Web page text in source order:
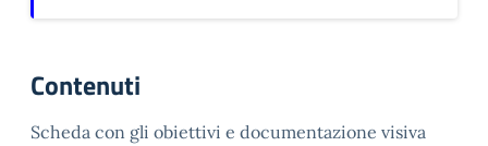
Contenuti
Scheda con gli obiettivi e documentazione visiva